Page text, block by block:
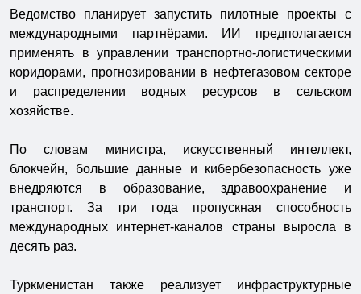
Ведомство планирует запустить пилотные проекты с
международными партнёрами. ИИ предполагается
применять в управлении транспортно-логистическими
коридорами, прогнозировании в нефтегазовом секторе
и распределении водных ресурсов в сельском
хозяйстве.
По словам министра, искусственный интеллект,
блокчейн, большие данные и кибербезопасность уже
внедряются в образование, здравоохранение и
транспорт. За три года пропускная способность
международных интернет-каналов страны выросла в
десять раз.
Туркменистан также реализует инфраструктурные